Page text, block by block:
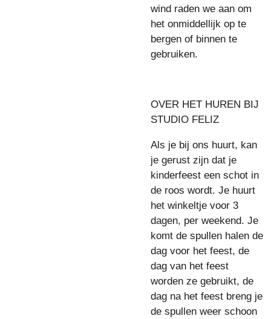
wind raden we aan om
het onmiddellijk op te
bergen of binnen te
gebruiken.
OVER HET HUREN BIJ
STUDIO FELIZ
Als je bij ons huurt, kan
je gerust zijn dat je
kinderfeest een schot in
de roos wordt. Je huurt
het winkeltje voor 3
dagen, per weekend. Je
komt de spullen halen de
dag voor het feest, de
dag van het feest
worden ze gebruikt, de
dag na het feest breng je
de spullen weer schoon